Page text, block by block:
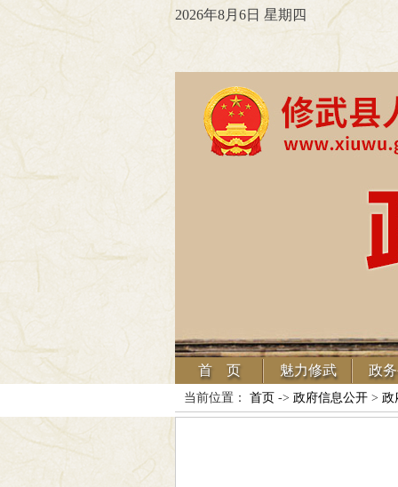
2026年8月6日 星期四
首 页 魅力修武 政
当前位置： 首页 -> 政府信息公开> 政